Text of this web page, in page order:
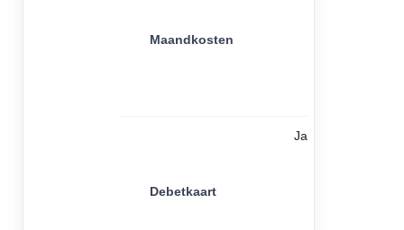
Maandkosten
Debetkaart
Ja